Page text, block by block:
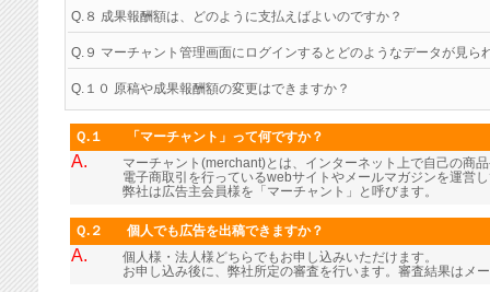
Q.８ 成果報酬額は、どのように支払えばよいのですか？
Q.９ マーチャント管理画面にログインするとどのようなデータが見ら
Q.１０ 原稿や成果報酬額の変更はできますか？
Ｑ.１ 「マーチャント」って何ですか？
A.
マーチャント(merchant)とは、インターネット上で自己の商
電子商取引を行っているwebサイトやメールマガジンを運営
弊社は広告主会員様を「マーチャント」と呼びます。
Ｑ.２ 個人でも広告を出稿できますか？
A.
個人様・法人様どちらでもお申し込みいただけます。
お申し込み後に、弊社所定の審査を行います。審査結果はメ